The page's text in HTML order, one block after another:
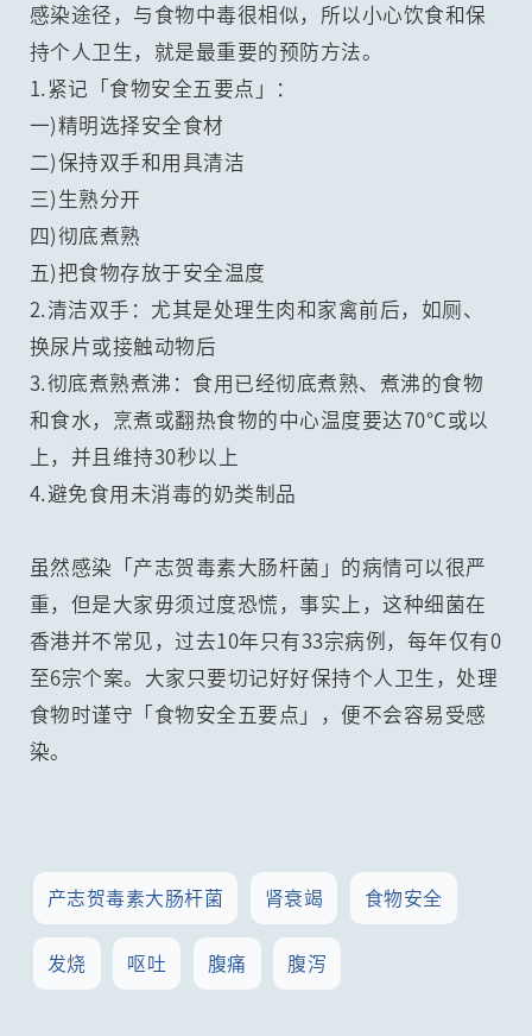
感染途径，与食物中毒很相似，所以小心饮食和保
持个人卫生，就是最重要的预防方法。
1.紧记「食物安全五要点」：
一)精明选择安全食材
二)保持双手和用具清洁
三)生熟分开
四)彻底煮熟
五)把食物存放于安全温度
2.清洁双手：尤其是处理生肉和家禽前后，如厕、
换尿片或接触动物后
3.彻底煮熟煮沸：食用已经彻底煮熟、煮沸的食物
和食水，烹煮或翻热食物的中心温度要达70°C或以
上，并且维持30秒以上
4.避免食用未消毒的奶类制品
虽然感染「产志贺毒素大肠杆菌」的病情可以很严
重，但是大家毋须过度恐慌，事实上，这种细菌在
香港并不常见，过去10年只有33宗病例，每年仅有0
至6宗个案。大家只要切记好好保持个人卫生，处理
食物时谨守「食物安全五要点」，便不会容易受感
染。
产志贺毒素大肠杆菌 肾衰竭 食物安全
发烧 呕吐 腹痛 腹泻